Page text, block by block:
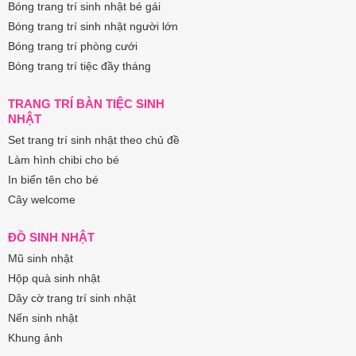
Bóng trang trí sinh nhật bé gái
Bóng trang trí sinh nhật người lớn
Bóng trang trí phòng cưới
Bóng trang trí tiệc đầy tháng
TRANG TRÍ BÀN TIỆC SINH
NHẬT
Set trang trí sinh nhật theo chủ đề
Làm hình chibi cho bé
In biển tên cho bé
Cây welcome
ĐỒ SINH NHẬT
Mũ sinh nhật
Hộp quà sinh nhật
Dây cờ trang trí sinh nhật
Nến sinh nhật
Khung ảnh